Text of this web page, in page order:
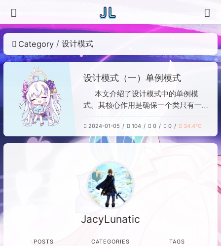
Category 设计模式
设计模式（一）单例模式
本文介绍了设计模式中的单例模
式。其核心作用是确保一个类只有一个
括：将构造器私有化以保证唯一性；定
义一个静态类变量来存储该实例；提供
饿汉式单例（类加载时即创建实例）和
懒汉式单例（首次调用时创建实例，实
现延迟加载），并分别提供了Java代
码示例。
2024-01-05 104 0 0 34.4℃
JacyLunatic
POSTS CATEGORIES TAGS